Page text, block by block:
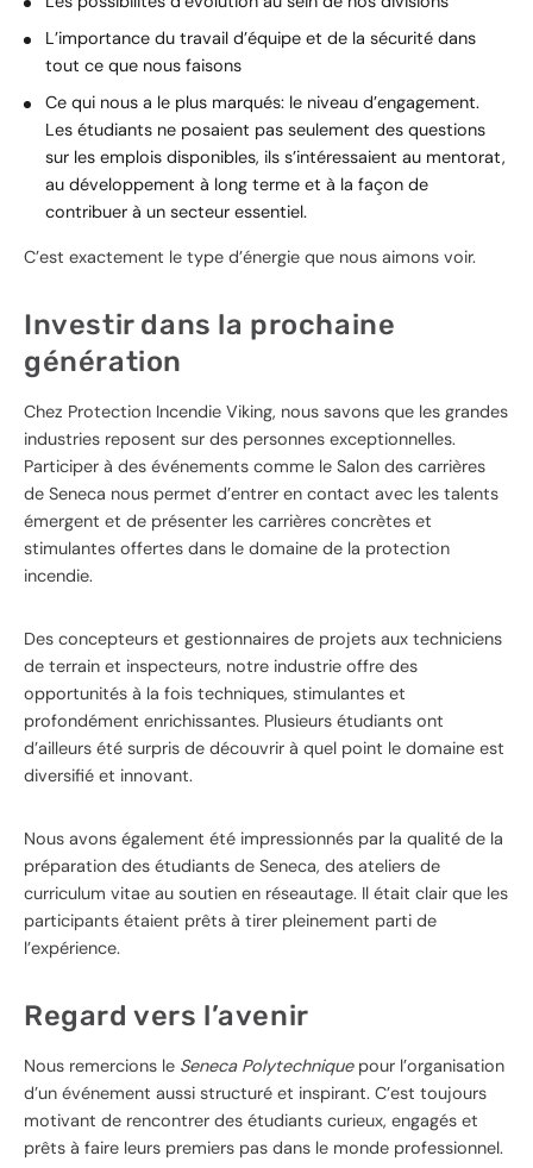
L’importance du travail d’équipe et de la sécurité dans
tout ce que nous faisons
Ce qui nous a le plus marqués: le niveau d’engagement.
Les étudiants ne posaient pas seulement des questions
sur les emplois disponibles, ils s’intéressaient au mentorat,
au développement à long terme et à la façon de
contribuer à un secteur essentiel.
C’est exactement le type d’énergie que nous aimons voir.
Investir dans la prochaine
génération
Chez Protection Incendie Viking, nous savons que les grandes
industries reposent sur des personnes exceptionnelles.
Participer à des événements comme le Salon des carrières
de Seneca nous permet d’entrer en contact avec les talents
émergent et de présenter les carrières concrètes et
stimulantes offertes dans le domaine de la protection
incendie.
Des concepteurs et gestionnaires de projets aux techniciens
de terrain et inspecteurs, notre industrie offre des
opportunités à la fois techniques, stimulantes et
profondément enrichissantes. Plusieurs étudiants ont
d’ailleurs été surpris de découvrir à quel point le domaine est
diversifié et innovant.
Nous avons également été impressionnés par la qualité de la
préparation des étudiants de Seneca, des ateliers de
curriculum vitae au soutien en réseautage. Il était clair que les
participants étaient prêts à tirer pleinement parti de
l’expérience.
Regard vers l’avenir
Nous remercions le Seneca Polytechniquepour l’organisation
d’un événement aussi structuré et inspirant. C’est toujours
motivant de rencontrer des étudiants curieux, engagés et
prêts à faire leurs premiers pas dans le monde professionnel.